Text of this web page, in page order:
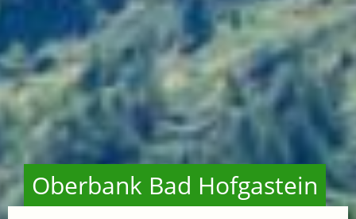
Oberbank Bad Hofgastein